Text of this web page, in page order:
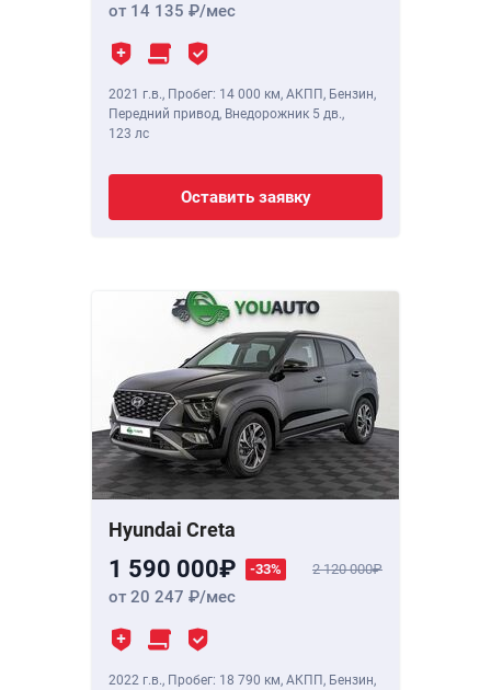
от 14 135 /мес
2021 г.в., Пробег: 14 000 км, АКПП, Бензин,
Передний привод, Внедорожник 5 дв.,
123 лс
Оставить заявку
Hyundai Creta
1 590 000 -33% 2 120 000
от 20 247 /мес
2022 г.в., Пробег: 18 790 км, АКПП, Бензин,